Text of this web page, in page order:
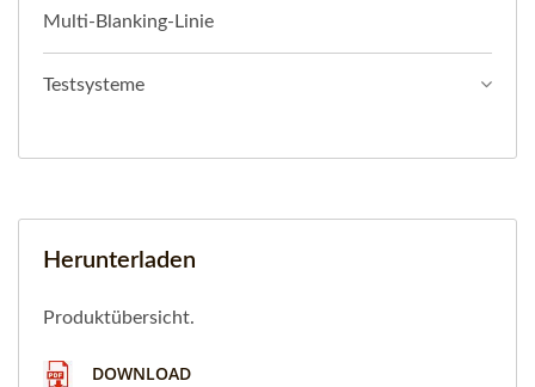
Multi-Blanking-Linie
Testsysteme
Herunterladen
Produktübersicht.
DOWNLOAD